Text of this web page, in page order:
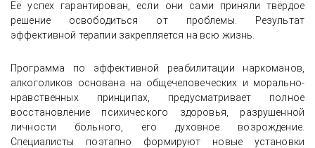
Её успех гарантирован, если они сами приняли твёрдое
решение освободиться от проблемы. Результат
эффективной терапии закрепляется на всю жизнь.
Программа по эффективной реабилитации наркоманов,
алкоголиков основана на общечеловеческих и морально-
нравственных принципах, предусматривает полное
восстановление психического здоровья, разрушенной
личности больного, его духовное возрождение.
Специалисты поэтапно формируют новые установки